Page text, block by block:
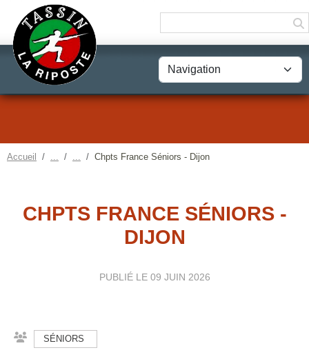
Accueil Chpts France Séniors - Dijon
CHPTS FRANCE SÉNIORS -
DIJON
PUBLIÉ LE 09 JUIN 2026
SÉNIORS
Panneau de gestion des cookies